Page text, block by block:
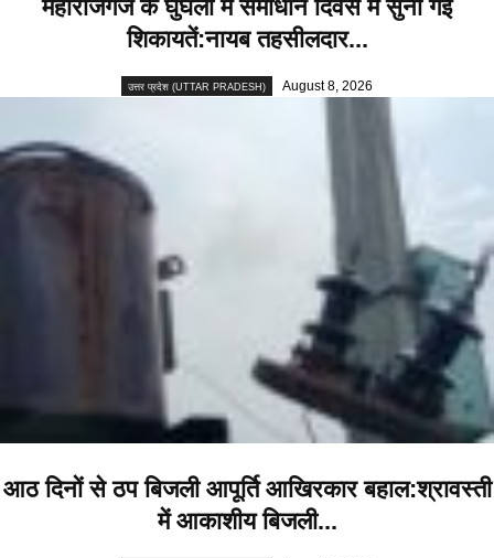
महाराजगंज के घुघली में समाधान दिवस में सुनी गईं
शिकायतें:नायब तहसीलदार...
उत्तर प्रदेश (UTTAR PRADESH) August 8, 2026
आठ दिनों से ठप बिजली आपूर्ति आखिरकार बहाल:श्रावस्ती
में आकाशीय बिजली...